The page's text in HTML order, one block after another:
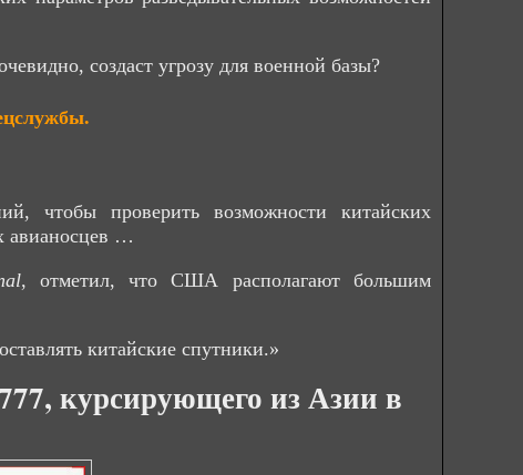
создаст угрозу для военной базы?
чтобы проверить возможности китайских
авианосцев …
, отметил, что США располагают большим
китайские спутники.»
курсирующего из Азии в